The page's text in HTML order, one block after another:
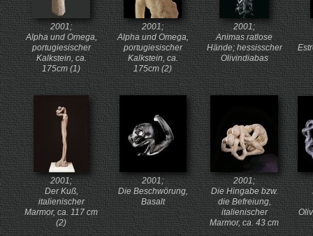
2001;
Alpha und Omega,
portugiesischer
Kalkstein, ca.
175cm (1)
2001;
Alpha und Omega,
portugiesischer
Kalkstein, ca.
175cm (2)
2001;
Animas ratlose
Hände; hessisscher
Olivindiabas
2001;
Der Kuß,
italienischer
Marmor, ca. 117 cm
(2)
2001;
Die Beschwörung,
Basalt
2001;
Die Hingabe bzw.
die Befreiung,
italienischer
Marmor, ca. 43 cm